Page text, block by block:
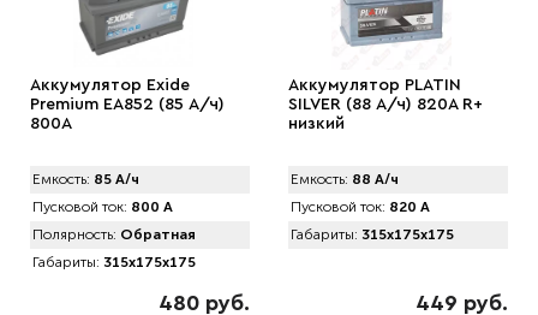
Аккумулятор Exide
Premium EA852 (85 А/ч)
800A
Емкость: 85 А/ч
Пусковой ток: 800 А
Полярность: Обратная
Габариты: 315x175x175
480 руб.
Аккумулятор PLATIN
SILVER (88 А/ч) 820A R+
низкий
Емкость: 88 А/ч
Пусковой ток: 820 А
Габариты: 315x175x175
449 руб.